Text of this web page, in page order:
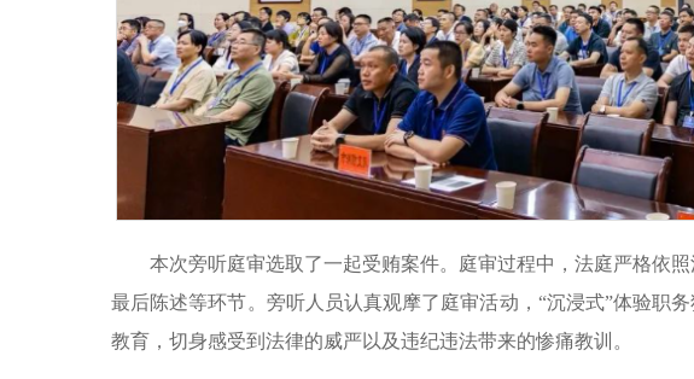
本次旁听庭审选取了一起受贿案件。庭审过程中，法庭严格依
最后陈述等环节。旁听人员认真观摩了庭审活动，“沉浸式”体验职
教育，切身感受到法律的威严以及违纪违法带来的惨痛教训。